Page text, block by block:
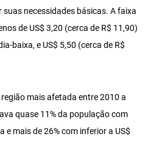
necessidades básicas. A faixa
de US$ 3,20 (cerca de R$ 11,90)
baixa, e US$ 5,50 (cerca de R$
mais afetada entre 2010 a
quase 11% da população com
e mais de 26% com inferior a US$